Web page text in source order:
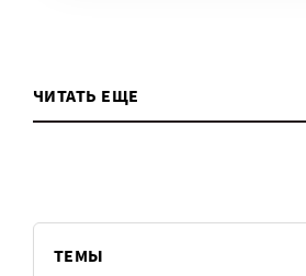
ЧИТАТЬ ЕЩЕ
ТЕМЫ